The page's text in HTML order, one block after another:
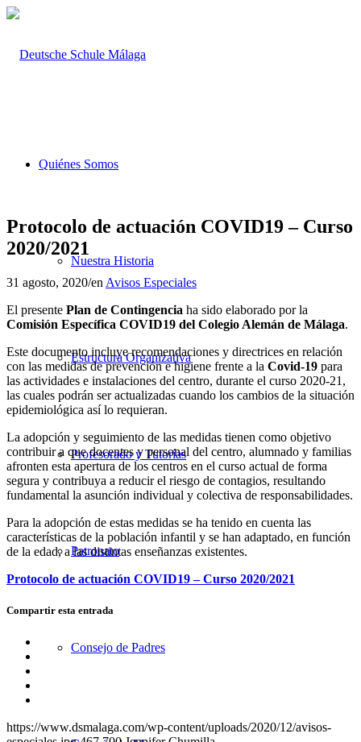
Quiénes Somos
Nuestra Historia
Estructura Organizativa
Profesorado y Tutorías
Patronato
Consejo de Padres
Protocolo de actuación COVID19 – Curso
2020/2021
31 agosto, 2020/en Avisos Especiales
El presente Plan de Contingencia ha sido elaborado por la
Comisión Específica COVID19 del Colegio Alemán de Málaga.
Este documento incluye recomendaciones y directrices en relación
con las medidas de prevención e higiene frente a la Covid-19 para
las actividades e instalaciones del centro, durante el curso 2020-21,
las cuales podrán ser actualizadas cuando los cambios de la situación
epidemiológica así lo requieran.
La adopción y seguimiento de las medidas tienen como objetivo
contribuir a que docentes y personal del centro, alumnado y familias
afronten esta apertura de los centros en el curso actual de forma
segura y contribuya a reducir el riesgo de contagios, resultando
fundamental la asunción individual y colectiva de responsabilidades.
Para la adopción de estas medidas se ha tenido en cuenta las
características de la población infantil y se han adaptado, en función
de la edad, a las distintas enseñanzas existentes.
Protocolo de actuación COVID19 – Curso 2020/2021
Compartir esta entrada
Compartir
Compartir
correo
https://www.dsmalaga.com/wp-content/uploads/2020/12/avisos-